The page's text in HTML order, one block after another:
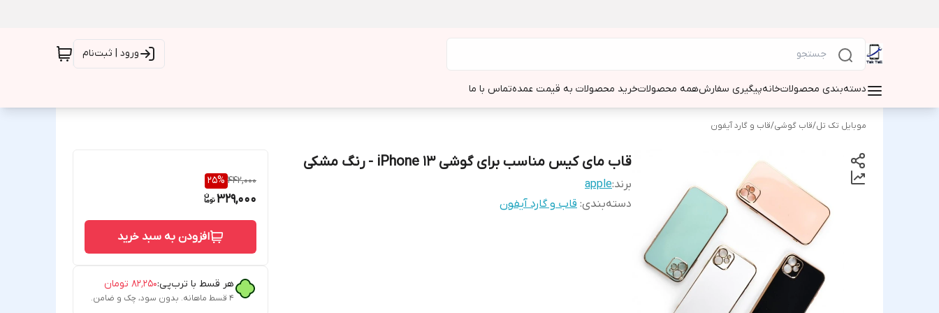
ورود | ثبت‌نام
دسته‌بندی محصولاتخانهپیگیری سفارشهمه محصولاتخرید محصولات به قیمت عمدهتماس با ما
موبایل تک تل/قاب گوشی/قاب و گارد آیفون
قاب مای کیس مناسب برای گوشی iPhone 13 - رنگ مشکی
برند:apple
دسته‌بندی: قاب و گارد آیفون
442,000
25%
329,000
افزودن به سبد خرید
هر قسط با ترب‌پی:۸۲٬۲۵۰ تومان
۴ قسط ماهانه. بدون سود، چک و ضامن.